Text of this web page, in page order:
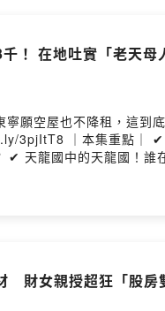
！ 在地吐實「老天母
願空屋也不降租，這
願空置也不降租！天
價？ 主持人：ETtoday房產雲副總編
新上架 －－－－以下
財女親授超狂「股房